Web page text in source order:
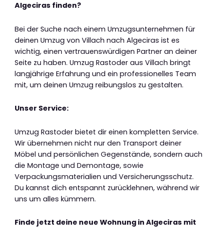
Algeciras finden?
Bei der Suche nach einem Umzugsunternehmen für
deinen Umzug von Villach nach Algeciras ist es
wichtig, einen vertrauenswürdigen Partner an deiner
Seite zu haben. Umzug Rastoder aus Villach bringt
langjährige Erfahrung und ein professionelles Team
mit, um deinen Umzug reibungslos zu gestalten.
Unser Service:
Umzug Rastoder bietet dir einen kompletten Service.
Wir übernehmen nicht nur den Transport deiner
Möbel und persönlichen Gegenstände, sondern auch
die Montage und Demontage, sowie
Verpackungsmaterialien und Versicherungsschutz.
Du kannst dich entspannt zurücklehnen, während wir
uns um alles kümmern.
Finde jetzt deine neue Wohnung in Algeciras mit